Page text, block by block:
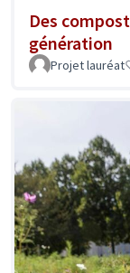
Des
génération
Projet lauréat